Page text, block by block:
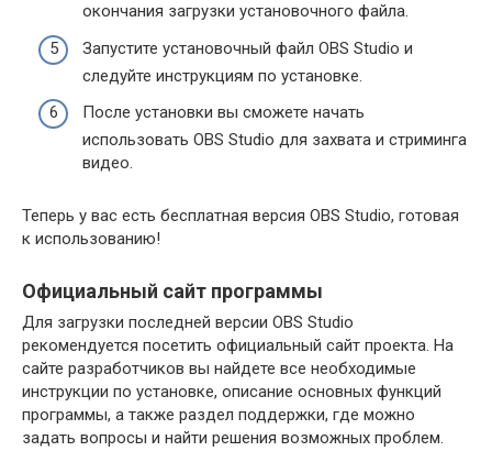
окончания загрузки установочного файла.
Запустите установочный файл OBS Studio и
следуйте инструкциям по установке.
После установки вы сможете начать
использовать OBS Studio для захвата и стриминга
видео.
Теперь у вас есть бесплатная версия OBS Studio, готовая
к использованию!
Официальный сайт программы
Для загрузки последней версии OBS Studio
рекомендуется посетить официальный сайт проекта. На
сайте разработчиков вы найдете все необходимые
инструкции по установке, описание основных функций
программы, а также раздел поддержки, где можно
задать вопросы и найти решения возможных проблем.